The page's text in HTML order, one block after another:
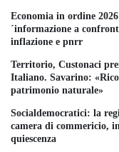
Economia in ordine
´informazione a
inflazione e pnrr
Territorio, Custonaci
Italiano. Savarino:
patrimonio naturale»
Socialdemocratici: la
camera di commericio,
quiescenza